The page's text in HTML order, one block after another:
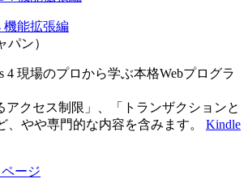
機能拡張編
パン）
4 現場のプロから学ぶ本格Webプログラ
アクセス制限」、「トランザクションと
、やや専門的な内容を含みます。 Kindle
ージ